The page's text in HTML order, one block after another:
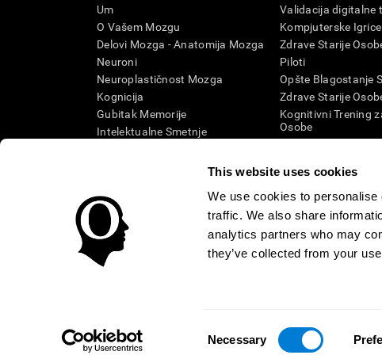
This website uses cookies
We use cookies to
traffic. We also share
analytics partners who may
they’ve collected from your
Necessary
Um
O Vašem Mozgu
Delovi Mozga - Anatomija Mozga
Neuroni
Neuroplastičnost Mozga
Kognicija
Gubitak Memorije
Intelektualne Smetnje
Pažnja
Validacija digitalne
Kompjuterske Igrice
Zdrave Starije
Piloti
Opšte Blagostanje
Zdrave Starije
Kognitivni Trening
Osobe
Kategorija SG4D
CRNA GORA